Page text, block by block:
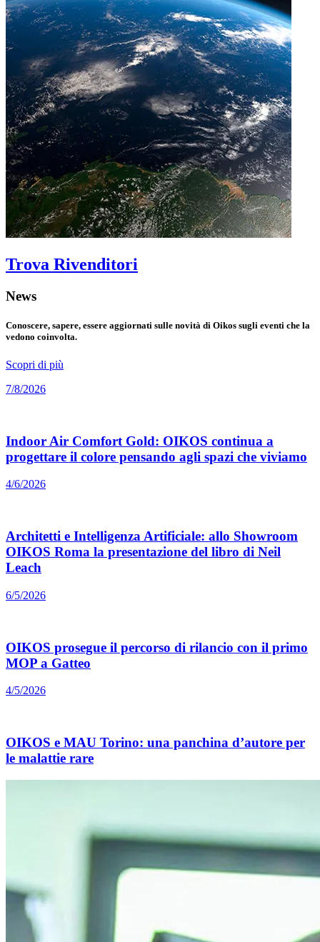
Trova Rivenditori
News
Conoscere, sapere, essere aggiornati sulle novità di Oikos sugli eventi che la
vedono coinvolta.
Scopri di più
7/8/2026
Indoor Air Comfort Gold: OIKOS continua a
progettare il colore pensando agli spazi che viviamo
4/6/2026
Architetti e Intelligenza Artificiale: allo Showroom
OIKOS Roma la presentazione del libro di Neil
Leach
6/5/2026
OIKOS prosegue il percorso di rilancio con il primo
MOP a Gatteo
4/5/2026
OIKOS e MAU Torino: una panchina d’autore per
le malattie rare